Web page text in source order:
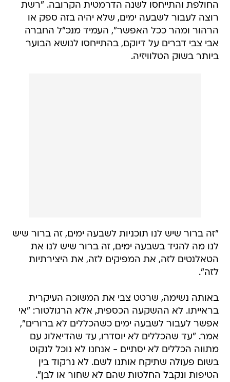
החולפת והתייחסו לשנה הדרמטית הקרובה. "רשת
רוצה לעבור לשבעה ימים, שלא יהיה בזה ספק או
הרהור ומהר ככל האפשר", העמיד מנכ"ל החברה
אבי צבי דברים על דיוקם, בהתייחסו לנושא הבוער
ביותר בשוק הטלוויזיה.
"זה ברור שיש לנו תוכניות לשבעה ימים, זה ברור שיש
לנו מה להגיד בשבעה ימים, זה ברור שיש לנו את
הטאלנטים לזה, את המפיקים לזה, את היצירתיות
לזה".
באותה נשימה, שרטט צבי את המשוכה העיקרית
בראייתו. לא ההשקעה הכספית, אלא הרגולטור: "אי
אפשר לעבור לשבעה ימים כשהכללים לא ברורים",
אמר. "עד שהכללים לא יוסדרו, עד שהדיאלוג עם
מתווה הכללים לא יסתיים - אנחנו לא נוכל לנקוט
בשום פעולה שתיקח אותנו לשם. לא נרקוד בין
הטיפות ונקבל החלטות שהם לא שחור או לבן".